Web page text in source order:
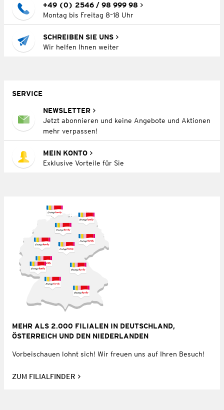
+49 (0) 2546 / 98 999 98
Montag bis Freitag 8–18 Uhr
SCHREIBEN SIE UNS
Wir helfen Ihnen weiter
SERVICE
NEWSLETTER
Jetzt abonnieren und keine Angebote und Aktionen
mehr verpassen!
MEIN KONTO
Exklusive Vorteile für Sie
MEHR ALS 2.000 FILIALEN IN DEUTSCHLAND,
ÖSTERREICH UND DEN NIEDERLANDEN
Vorbeischauen lohnt sich! Wir freuen uns auf Ihren Besuch!
ZUM FILIALFINDER